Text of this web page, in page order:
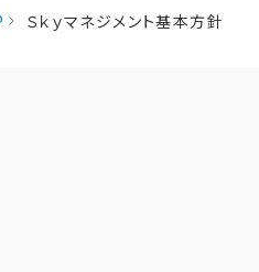
Ｓｋｙマネジメント基本方針